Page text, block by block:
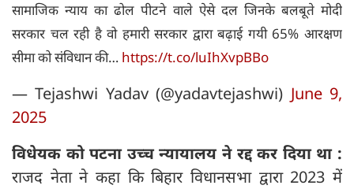
सामाजिक न्याय का ढोल पीटने वाले ऐसे दल जिनके बलबूते मोदी
सरकार चल रही है वो हमारी सरकार द्वारा बढ़ाई गयी 65% आरक्षण
सीमा को संविधान की… https://t.co/luIhXvpBBo
— Tejashwi Yadav (@yadavtejashwi) June 9,
2025
विधेयक को पटना उच्च न्यायालय ने रद्द कर दिया था :
राजद नेता ने कहा कि बिहार विधानसभा द्वारा 2023 में